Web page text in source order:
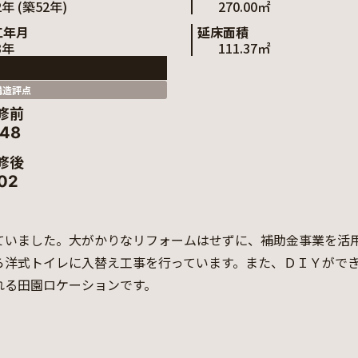
(築52年)
月
270.00㎡
延床面積
111.37㎡
評点
前
後
ました。大がかりなリフォームはせずに、補助金事業を活
式トイレに入替え工事を行っています。また、ＤＩＹがで
田園ロケーションです。